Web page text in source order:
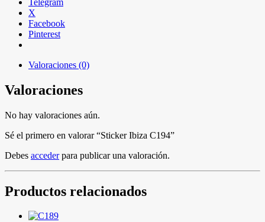
X
Facebook
Pinterest
Valoraciones (0)
Valoraciones
No hay valoraciones aún.
Sé el primero en valorar “Sticker Ibiza C194”
Debes accederpara publicar una valoración.
Productos relacionados